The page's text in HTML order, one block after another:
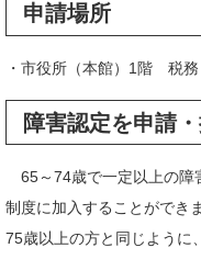
申請場所
・市役所（本館）1階 税
障害認定を申請
65～74歳で一定以上の障
制度に加入することができ
75歳以上の方と同じように